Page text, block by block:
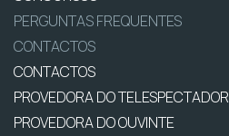
PERGUNTAS FREQUENTES
CONTACTOS
CONTACTOS
PROVEDORA DO TELESPECTADOR
PROVEDORA DO OUVINTE